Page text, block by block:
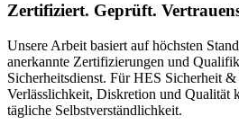
Zertifiziert. Geprüft.
Unsere Arbeit basiert auf höchsten
anerkannte Zertifizierungen und
Sicherheitsdienst. Für HES Sicherheit &
Verlässlichkeit, Diskretion und Qualität
tägliche Selbstverständlichkeit.